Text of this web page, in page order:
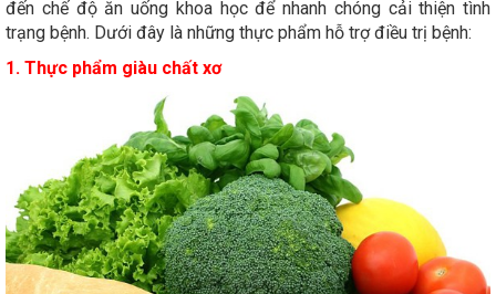
đến chế độ ăn uống khoa học để nhanh chóng cải thiện tình
trạng bệnh. Dưới đây là những thực phẩm hỗ trợ điều trị bệnh:
1. Thực phẩm giàu chất xơ